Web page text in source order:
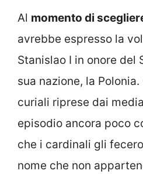
Al momento di
avrebbe espresso la
Stanislao I in onore del
sua nazione, la
curiali riprese dai
episodio ancora poco
che i cardinali gli
nome che non